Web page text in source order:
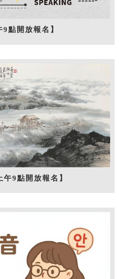
點開放報名】
9點開放報名】